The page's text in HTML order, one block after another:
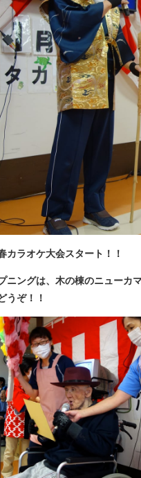
カラオケ大会スタート！！
ニングは、木の棟のニューカ
うぞ！！